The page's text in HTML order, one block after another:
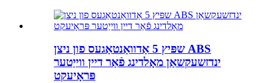
שפּיץ 5 אַדוואַנטאַגעס פון ניצן ABS
ינדזשעקשאַן מאָלדינג פֿאַר דיין ווייַטער
פּראָיעקט